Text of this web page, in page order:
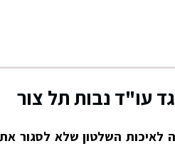
עו"ד נבות תל צור
התנועה לאיכות השלטון שלא לסגור את